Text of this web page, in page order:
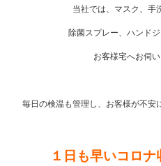
当社では、マスク、手
除菌スプレー、ハンド
お客様宅へお伺い
毎日の検温も管理し、お客様が不安
１日も早いコロナ